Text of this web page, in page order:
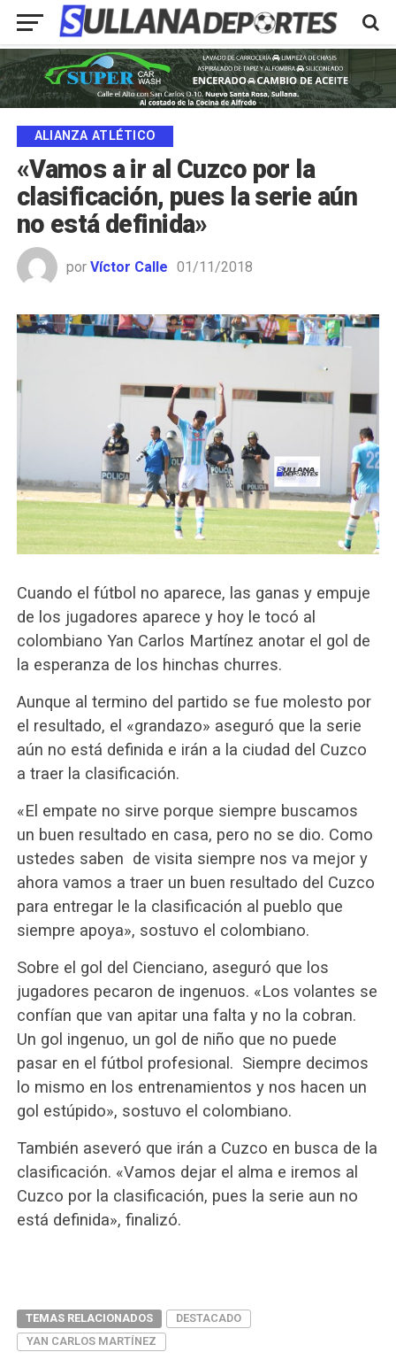
ALIANZA ATLÉTICO
«Vamos a ir al Cuzco por la
clasificación, pues la serie aún
no está definida»
por Víctor Calle 01/11/2018
Cuando el fútbol no aparece, las ganas y empuje
de los jugadores aparece y hoy le tocó al
colombiano Yan Carlos Martínez anotar el gol de
la esperanza de los hinchas churres.
Aunque al termino del partido se fue molesto por
el resultado, el «grandazo» aseguró que la serie
aún no está definida e irán a la ciudad del Cuzco
a traer la clasificación.
«El empate no sirve porque siempre buscamos
un buen resultado en casa, pero no se dio. Como
ustedes saben de visita siempre nos va mejor y
ahora vamos a traer un buen resultado del Cuzco
para entregar le la clasificación al pueblo que
siempre apoya», sostuvo el colombiano.
Sobre el gol del Cienciano, aseguró que los
jugadores pecaron de ingenuos. «Los volantes se
confían que van apitar una falta y no la cobran.
Un gol ingenuo, un gol de niño que no puede
pasar en el fútbol profesional. Siempre decimos
lo mismo en los entrenamientos y nos hacen un
gol estúpido», sostuvo el colombiano.
También aseveró que irán a Cuzco en busca de la
clasificación. «Vamos dejar el alma e iremos al
Cuzco por la clasificación, pues la serie aun no
está definida», finalizó.
TEMAS RELACIONADOS
DESTACADO
YAN CARLOS MARTÍNEZ